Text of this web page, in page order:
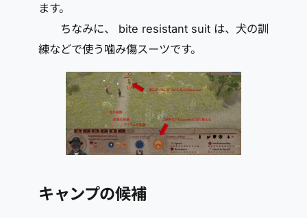
ます。
ちなみに、 bite resistant suit は、犬の訓
練などで使う噛み傷スーツです。
キャンプの候補